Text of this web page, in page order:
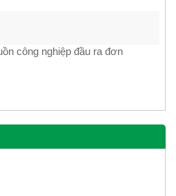
công nghiệp đầu ra đơn